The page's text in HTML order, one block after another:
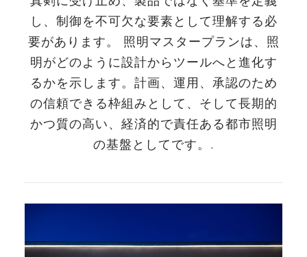
し、制御を不可欠な要素として理解する必
要があります。 照明マスタープランは、照
明がどのように設計からツールへと進化す
るかを示します。計画、運用、承認のため
の信頼できる枠組みとして、そして長期的
かつ質の高い、経済的で責任ある都市照明
の基盤としてです。.